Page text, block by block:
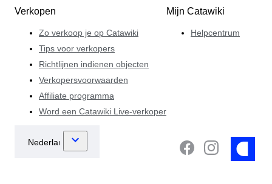
Verkopen
Zo verkoop je op Catawiki
Tips voor verkopers
Richtlijnen indienen objecten
Verkopersvoorwaarden
Affiliate programma
Word een Catawiki Live-verkoper
Mijn Catawiki
Helpcentrum